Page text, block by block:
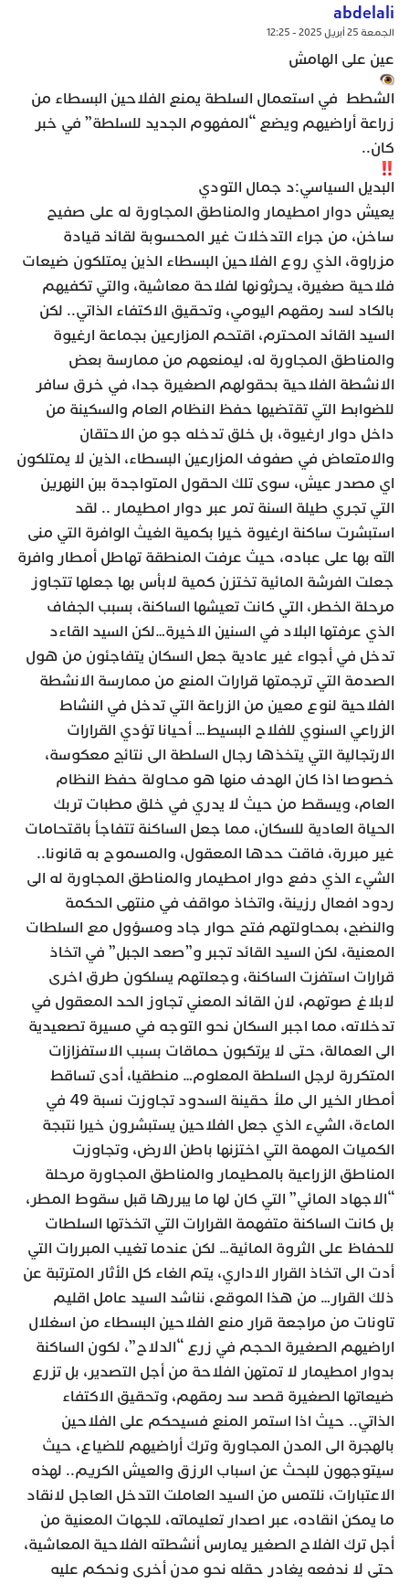
abdelali
الجمعة 25 أبريل 2025 - 12:25
عين على الهامش
الشطط في استعمال السلطة يمنع الفلاحين البسطاء من
زراعة أراضيهم ويضع “المفهوم الجديد للسلطة” في خبر
كان..
البديل السياسي:د جمال التودي
يعيش دوار امطيمار والمناطق المجاورة له على صفيح
ساخن، من جراء التدخلات غير المحسوبة لقائد قيادة
مزراوة، الذي روع الفلاحين البسطاء الذين يمتلكون ضيعات
فلاحية صغيرة، يحرثونها لفلاحة معاشية، والتي تكفيهم
بالكاد لسد رمقهم اليومي، وتحقيق الاكتفاء الذاتي.. لكن
السيد القائد المحترم، اقتحم المزارعين بجماعة ارغيوة
والمناطق المجاورة له، ليمنعهم من ممارسة بعض
الانشطة الفلاحية بحقولهم الصغيرة جدا، في خرق سافر
للضوابط التي تقتضيها حفظ النظام العام والسكينة من
داخل دوار ارغيوة، بل خلق تدخله جو من الاحتقان
والامتعاض في صفوف المزارعين البسطاء، الذين لا يمتلكون
اي مصدر عيش، سوى تلك الحقول المتواجدة ببن النهرين
التي تجري طيلة السنة تمر عبر دوار امطيمار .. لقد
استبشرت ساكنة ارغيوة خيرا بكمية الغيث الوافرة التي منى
الله بها على عباده، حيث عرفت المنطقة تهاطل أمطار وافرة
جعلت الفرشة المائية تختزن كمية لابأس بها جعلها تتجاوز
مرحلة الخطر، التي كانت تعيشها الساكنة، بسبب الجفاف
الذي عرفتها البلاد في السنين الاخيرة…لكن السيد القاءد
تدخل في أجواء غير عادية جعل السكان يتفاجئون من هول
الصدمة التي ترجمتها قرارات المنع من ممارسة الانشطة
الفلاحية لنوع معين من الزراعة التي تدخل في النشاط
الزراعي السنوي للفلاح البسيط… أحيانا تؤدي القرارات
الارتجالية التي يتخذها رجال السلطة الى نتائج معكوسة،
خصوصا اذا كان الهدف منها هو محاولة حفظ النظام
العام، ويسقط من حيث لا يدري في خلق مطبات تربك
الحياة العادية للسكان، مما جعل الساكنة تتفاجأ باقتحامات
غير مبررة، فاقت حدها المعقول، والمسموح به قانونا..
الشيء الذي دفع دوار امطيمار والمناطق المجاورة له الى
ردود افعال رزينة، واتخاذ مواقف في منتهى الحكمة
والنضج، بمحاولتهم فتح حوار جاد ومسؤول مع السلطات
المعنية، لكن السيد القائد تجبر و”صعد الجبل” في اتخاذ
قرارات استفزت الساكنة، وجعلتهم يسلكون طرق اخرى
لابلاغ صوتهم، لان القائد المعني تجاوز الحد المعقول في
تدخلاته، مما اجبر السكان نحو التوجه في مسيرة تصعيدية
الى العمالة، حتى لا يرتكبون حماقات بسبب الاستفزازات
المتكررة لرجل السلطة المعلوم… منطقيا، أدى تساقط
أمطار الخير الى ملأ حقينة السدود تجاوزت نسبة 49 في
الماءة، الشيء الذي جعل الفلاحين يستبشرون خيرا نتبجة
الكميات المهمة التي اختزنها باطن الارض، وتجاوزت
المناطق الزراعية بالمطيمار والمناطق المجاورة مرحلة
“الاجهاد المائي” التي كان لها ما يبررها قبل سقوط المطر،
بل كانت الساكنة متفهمة القرارات التي اتخذتها السلطات
للحفاظ على الثروة المائية… لكن عندما تغيب المبررات التي
أدت الى اتخاذ القرار الاداري، يتم الغاء كل الأثار المترتبة عن
ذلك القرار… من هذا الموقع، نناشد السيد عامل اقليم
تاونات من مراجعة قرار منع الفلاحين البسطاء من اسغلال
اراضيهم الصغيرة الحجم في زرع “الدلاح”، لكون الساكنة
بدوار امطيمار لا تمتهن الفلاحة من أجل التصدير، بل تزرع
ضيعاتها الصغيرة قصد سد رمقهم، وتحقيق الاكتفاء
الذاتي.. حيث اذا استمر المنع فسيحكم على الفلاحين
بالهجرة الى المدن المجاورة وترك أراضيهم للضياع، حيث
سيتوجهون للبحث عن اسباب الرزق والعيش الكريم.. لهذه
الاعتبارات، نلتمس من السيد العاملت التدخل العاجل لانقاد
ما يمكن انقاده، عبر اصدار تعليماته، للجهات المعنية من
أجل ترك الفلاح الصغير يمارس أنشطته الفلاحية المعاشية،
حتى لا ندفعه يغادر حقله نحو مدن أخرى ونحكم عليه